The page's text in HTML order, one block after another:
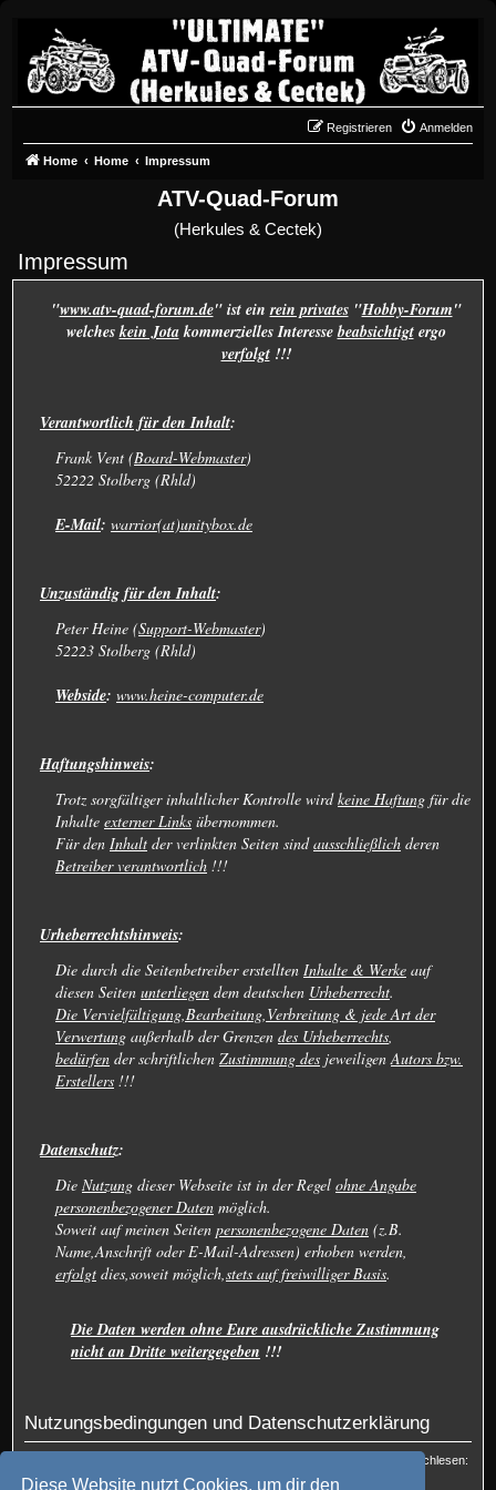
Diese Website nutzt Cookies, um dir den
Anmelden
Registrieren
Home Home Impressum
ATV-Quad-Forum
(Herkules & Cectek)
Impressum
"www.atv-quad-forum.de" ist einrein privates"Hobby-Forum"
welcheskein Jotakommerzielles Interesse beabsichtigtergo
verfolgt!!!
Verantwortlich für den Inhalt:
Frank Vent (Board-Webmaster)
52222 Stolberg (Rhld)
E-Mail: warrior(at)unitybox.de
Unzuständig für den Inhalt:
Peter Heine (Support-Webmaster)
52223 Stolberg (Rhld)
Webside: www.heine-computer.de
Haftungshinweis:
Trotz sorgfältiger inhaltlicher Kontrolle wirdkeine Haftung für die
Inhalte externer Links übernommen.
Für den Inhalt der verlinkten Seiten sindausschließlich deren
Betreiber verantwortlich !!!
Urheberrechtshinweis:
Die durch die Seitenbetreiber erstellten Inhalte & Werke auf
diesen Seiten unterliegen dem deutschen Urheberrecht.
Die Vervielfältigung,Bearbeitung,Verbreitung & jede Art der
Verwertung außerhalb der Grenzen des Urheberrechts
bedürfen der schriftlichen Zustimmung des jeweiligen Autors bzw.
Erstellers !!!
Datenschutz:
Die Nutzung dieser Webseite ist in der Regel ohne Angabe
personenbezogener Daten möglich.
Soweit auf meinen Seiten personenbezogene Daten (z.B.
Name,Anschrift oder E-Mail-Adressen) erhoben werden,
erfolgt dies,soweit möglich, stets auf freiwilliger Basis.
Die Daten werden ohne Eure ausdrückliche Zustimmung
nicht an Dritte weitergegeben !!!
Nutzungsbedingungen und Datenschutzerklärung
Du kannst die Nutzungsbedingungen und die Datenschutzrichtlinie hier nachlesen:
Nutzungsbedingungen
und Datenschutzerklärung